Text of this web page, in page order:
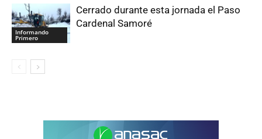
Informando
Primero
Cerrado durante esta jornada el Paso
Cardenal Samoré